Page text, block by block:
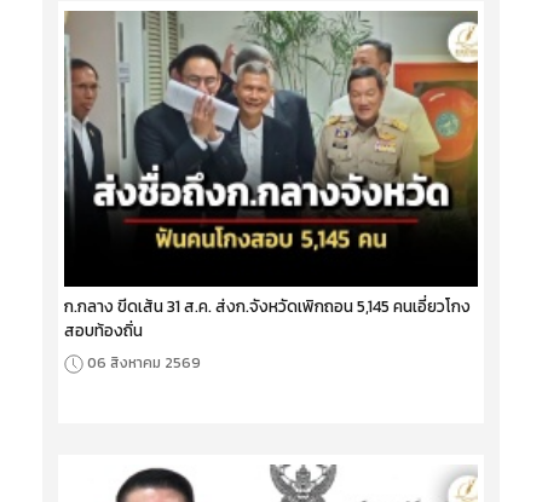
ก.กลาง ขีดเส้น 31 ส.ค. ส่งก.จังหวัดเพิกถอน 5,145 คนเอี่ยวโกง
สอบท้องถิ่น
06 สิงหาคม 2569